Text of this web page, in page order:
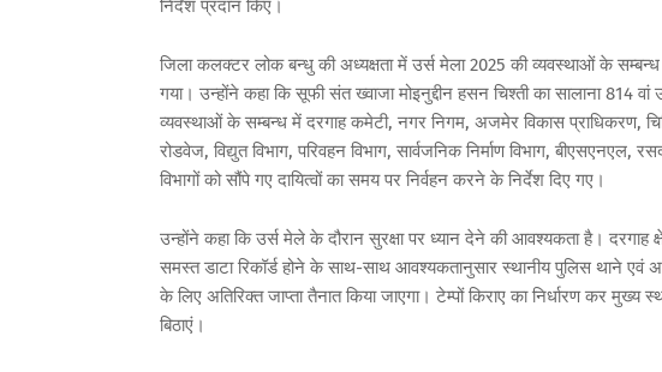
निर्देश प्रदान किए।
जिला कलक्टर लोक बन्धु की अध्यक्षता में उर्स मेला 2025 की व्यवस्थाओं के
गया। उन्होंने कहा कि सूफी संत ख्वाजा मोइनुद्दीन हसन चिश्ती का सालाना 814 वां
व्यवस्थाओं के सम्बन्ध में दरगाह कमेटी, नगर निगम, अजमेर विकास प्राधिकरण,
रोडवेज, विद्युत विभाग, परिवहन विभाग, सार्वजनिक निर्माण विभाग,
विभागों को सौंपे गए दायित्वों का समय पर निर्वहन करने के निर्देश दिए गए।
उन्होंने कहा कि उर्स मेले के दौरान सुरक्षा पर ध्यान देने की आवश्यकता है। दरगाह
समस्त डाटा रिकॉर्ड होने के साथ-साथ आवश्यकतानुसार स्थानीय पुलिस थाने एवं
के लिए अतिरिक्त जाप्ता तैनात किया जाएगा। टेम्पों किराए का निर्धारण कर मुख्य
बिठाएं।